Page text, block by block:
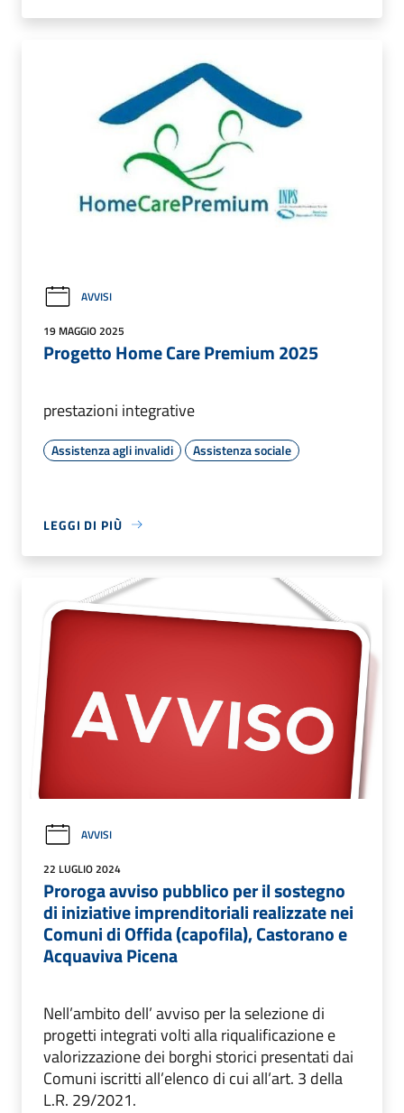
AVVISI
19 MAGGIO 2025
Progetto Home Care Premium 2025
prestazioni integrative
Assistenza agli invalidi Assistenza sociale
LEGGI DI PIÙ
AVVISI
22 LUGLIO 2024
Proroga avviso pubblico per il sostegno
di iniziative imprenditoriali realizzate nei
Comuni di Offida (capofila), Castorano e
Acquaviva Picena
Nell’ambito dell’ avviso per la selezione di
progetti integrati volti alla riqualificazione e
valorizzazione dei borghi storici presentati dai
Comuni iscritti all’elenco di cui all’art. 3 della
L.R. 29/2021.